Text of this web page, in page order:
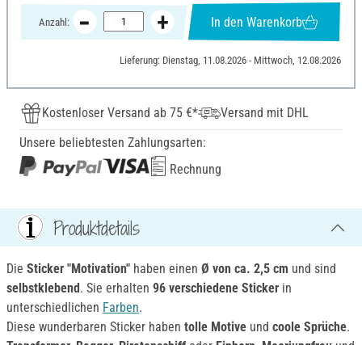
Anzahl: In den Warenkorb
Lieferung: Dienstag, 11.08.2026 - Mittwoch, 12.08.2026
Kostenloser Versand ab 75 €*
Versand mit DHL
Unsere beliebtesten Zahlungsarten:
Rechnung
Produktdetails
Die Sticker "Motivation" haben einen Ø von ca. 2,5 cm und sind
selbstklebend. Sie erhalten 96 verschiedene Sticker in
unterschiedlichen Farben.
Diese wunderbaren Sticker haben tolle Motive und coole Sprüche.